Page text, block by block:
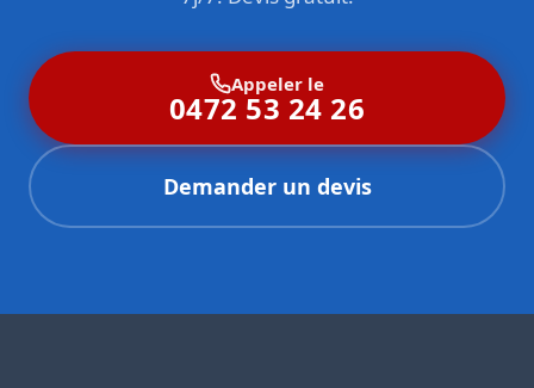
Appeler le
0472 53 24 26
Demander un devis